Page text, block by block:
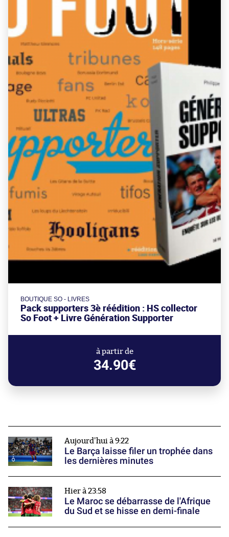
BOUTIQUE SO - LIVRES
Pack supporters 3è réédition : HS collector
So Foot + Livre Génération Supporter
à partir de
34.90€
Aujourd'hui à 9:22
Le Barça laisse filer un trophée dans
les dernières minutes
Hier à 23:58
Le Maroc se débarrasse de l'Afrique
du Sud et se hisse en demi-finale